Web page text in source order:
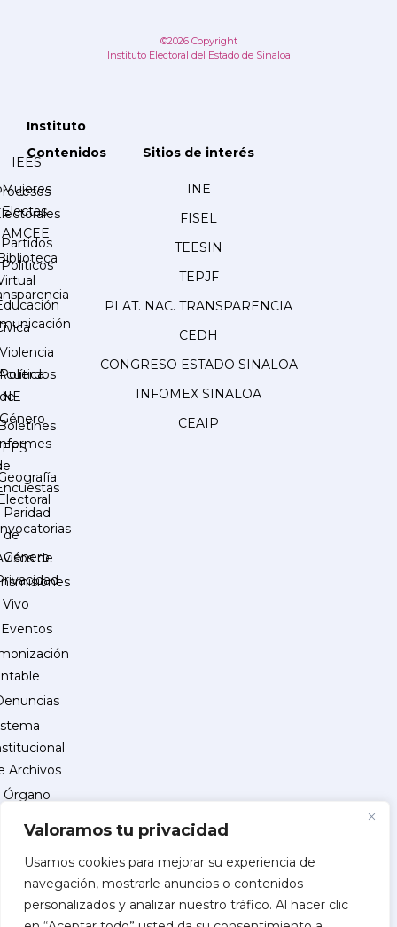
Valoramos tu privacidad
Usamos cookies para mejorar su experiencia de
navegación, mostrarle anuncios o contenidos
personalizados y analizar nuestro tráfico. Al hacer clic
©2026 Copyright
Instituto Electoral del Estado de Sinaloa
Instituto
IEES
Partidos
Políticos
de
Contenidos
Mujeres
Electas
AMCEE
Violencia
Política
de
Género
Paridad
de
Género
Eventos
Archivos
Órgano
Control
Sitios de interés
INE
FISEL
TEESIN
TEPJF
PLAT. NAC. TRANSPARENCIA
CEDH
CONGRESO ESTADO SINALOA
INFOMEX SINALOA
CEAIP